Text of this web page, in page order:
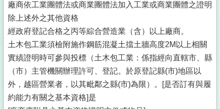
廠商依工業團體法或商業團體法加入工業或商業團體之證明
除上述外之其他資格
經政府登記合格之丙等綜合營造業（含）以上廠商。
土木包工業須檢附施作鋼筋混凝土擋土牆高度2M以上相關
實績證明時可參與投標（土木包工業：係指經向直轄市、縣
（市）主管機關辦理許可、登記。於原登記縣(市)地區以
外，越區營業者，以其毗鄰之縣(市)為限）。[是否訂有與履
約能力有關之基本資格]是